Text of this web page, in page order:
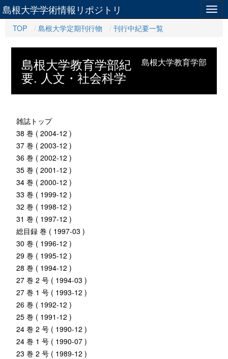
島根大学学術情報リポジトリ
TOP 島根大学定期刊行物 刊行中紀要一覧
島根大学教育学部
島根大学教育学部紀
要. 人文・社会科学
雑誌トップ
38 巻 ( 2004-12 )
37 巻 ( 2003-12 )
36 巻 ( 2002-12 )
35 巻 ( 2001-12 )
34 巻 ( 2000-12 )
33 巻 ( 1999-12 )
32 巻 ( 1998-12 )
31 巻 ( 1997-12 )
総目録 巻 ( 1997-03 )
30 巻 ( 1996-12 )
29 巻 ( 1995-12 )
28 巻 ( 1994-12 )
27 巻 2 号 ( 1994-03 )
27 巻 1 号 ( 1993-12 )
26 巻 ( 1992-12 )
25 巻 ( 1991-12 )
24 巻 2 号 ( 1990-12 )
24 巻 1 号 ( 1990-07 )
23 巻 2 号 ( 1989-12 )